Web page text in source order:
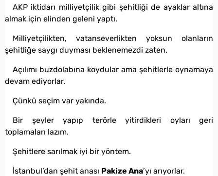
AKP iktidarı milliyetçilik gibi şehitliği de ayaklar altına
almak için elinden geleni yaptı.
Milliyetçilikten, vatanseverlikten yoksun olanların
şehitliğe saygı duyması beklenemezdi zaten.
Açılımı buzdolabına koydular ama şehitlerle oynamaya
devam ediyorlar.
Çünkü seçim var yakında.
Bir şeyler yapıp terörle yitirdikleri oyları geri
toplamaları lazım.
Şehitlere sarılmak iyi bir yöntem.
İstanbul’dan şehit anası Pakize Ana’yı arıyorlar.